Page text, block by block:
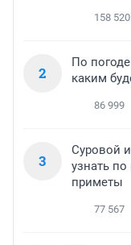
158 520
2
По
каким
86 999
3
Суровой
узнать
приметы
77 567